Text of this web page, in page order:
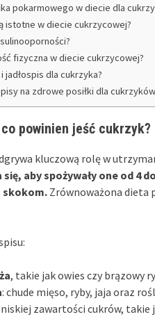
pokarmowego w diecie dla
istotne w diecie cukrzycowej?
fizyczna w diecie cukrzycowej?
jadłospis dla cukrzyka?
na zdrowe posiłki dla
powinien jeść cukrzyk?
kluczową rolę w
się, aby spożywały one od 4
skokom.Zrównoważona dieta
, takie jak owies czy brązowy
: chude mięso, ryby, jaja oraz
zawartości cukrów, takie